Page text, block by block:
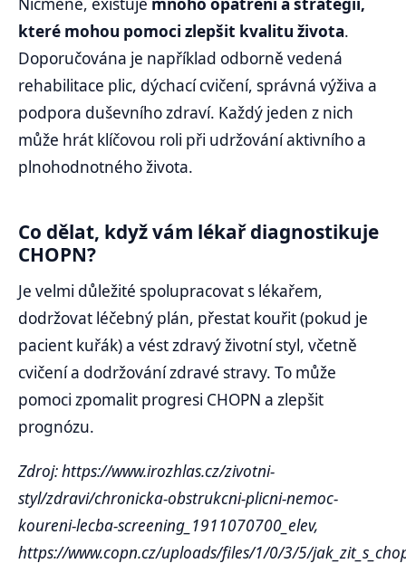
které mohou pomoci zlepšit kvalitu života.
Doporučována je například odborně vedená
rehabilitace plic, dýchací cvičení, správná výživa a
podpora duševního zdraví. Každý jeden z nich
může hrát klíčovou roli při udržování aktivního a
plnohodnotného života.
Co dělat, když vám lékař diagnostikuje
CHOPN?
Je velmi důležité spolupracovat s lékařem,
dodržovat léčebný plán, přestat kouřit (pokud je
pacient kuřák) a vést zdravý životní styl, včetně
cvičení a dodržování zdravé stravy. To může
pomoci zpomalit progresi CHOPN a zlepšit
prognózu.
Zdroj: https://www.irozhlas.cz/zivotni-
styl/zdravi/chronicka-obstrukcni-plicni-nemoc-
koureni-lecba-screening_1911070700_elev,
https://www.copn.cz/uploads/files/1/0/3/5/